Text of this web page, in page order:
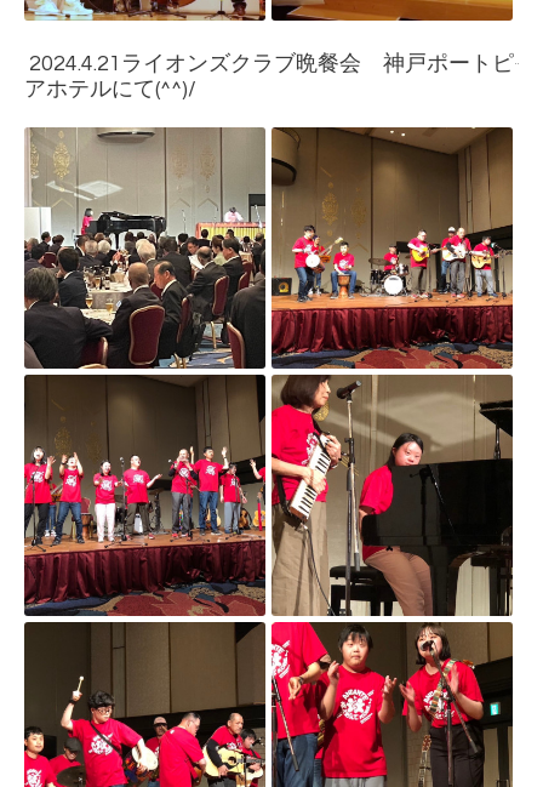
2024.4.21ライオンズクラブ晩餐会 神戸ポートピ
アホテルにて(^^)/